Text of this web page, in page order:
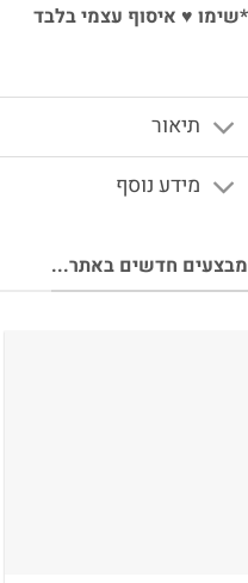
♥ איסוף עצמי בלבד
תיאור
מידע נוסף
חדשים באתר...